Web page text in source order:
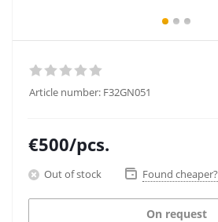
Article number: F32GN051
€500/pcs.
Out of stock Found cheaper?
On request